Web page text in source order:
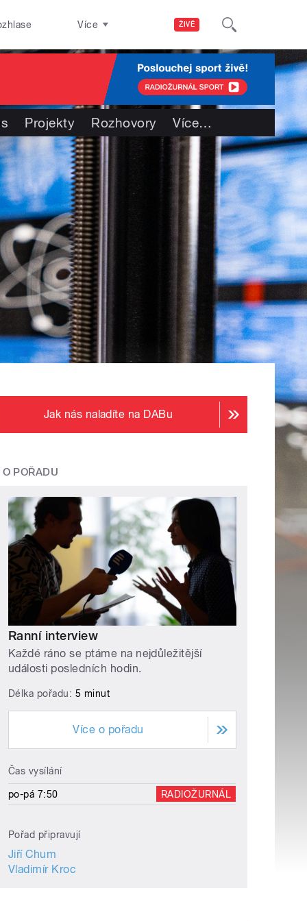
ŽIVĚ
Více
Projekty Rozhovory Více…
Jak nás naladíte na DABu
O POŘADU
Ranní interview
Každé ráno se ptáme na nejdůležitější
události posledních hodin.
Délka pořadu: 5 minut
Více o pořadu
Čas vysílání
po-pá 7:50 RADIOŽURNÁL
Pořad připravují
Jiří Chum
Vladimír Kroc